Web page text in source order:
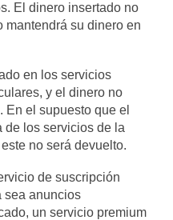
El dinero insertado no
mantendrá su dinero en
en los servicios
y el dinero no
En el supuesto que el
de los servicios de la
no será devuelto.
de suscripción
sea anuncios
un servicio premium